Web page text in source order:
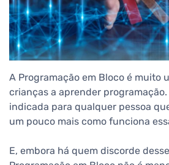
A Programação em Bloco é muito
crianças a aprender
indicada para qualquer pessoa
um pouco mais como funciona
E, embora há quem discorde